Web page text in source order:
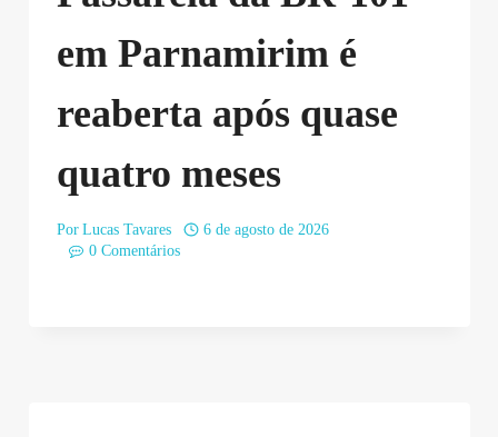
em Parnamirim é
reaberta após quase
quatro meses
Por Lucas Tavares
6 de agosto de 2026
0 Comentários